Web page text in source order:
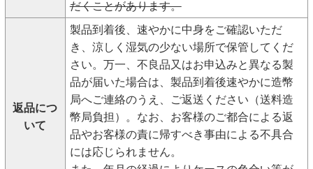
だくことがあります。
返品につ
いて
製品到着後、速やかに中身をご確認いただ
き、涼しく湿気の少ない場所で保管してくだ
さい。万一、不良品又はお申込みと異なる製
品が届いた場合は、製品到着後速やかに造幣
局へご連絡のうえ、ご返送ください（送料造
幣局負担）。なお、お客様のご都合による返
品やお客様の責に帰すべき事由による不具合
には応じられません。